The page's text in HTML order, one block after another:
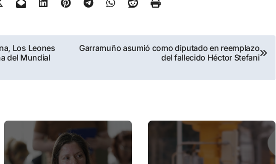
Los Leones
del Mundial
Garramuño asumió como diputado en reemplazo
del fallecido Héctor Stefani